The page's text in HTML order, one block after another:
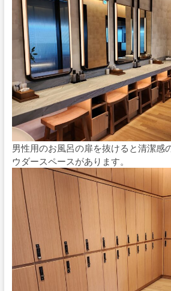
男性用のお風呂の扉を抜けると清潔感
ウダースペースがあります。